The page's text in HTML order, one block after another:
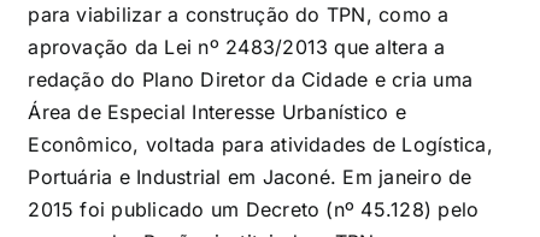
para viabilizar a construção do TPN, como a
aprovação da Lei nº 2483/2013 que altera a
redação do Plano Diretor da Cidade e cria uma
Área de Especial Interesse Urbanístico e
Econômico, voltada para atividades de Logística,
Portuária e Industrial em Jaconé. Em janeiro de
2015 foi publicado um Decreto (nº 45.128) pelo